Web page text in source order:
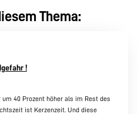
Thema:
!
40 Prozent höher als im Rest des
ist Kerzenzeit. Und diese